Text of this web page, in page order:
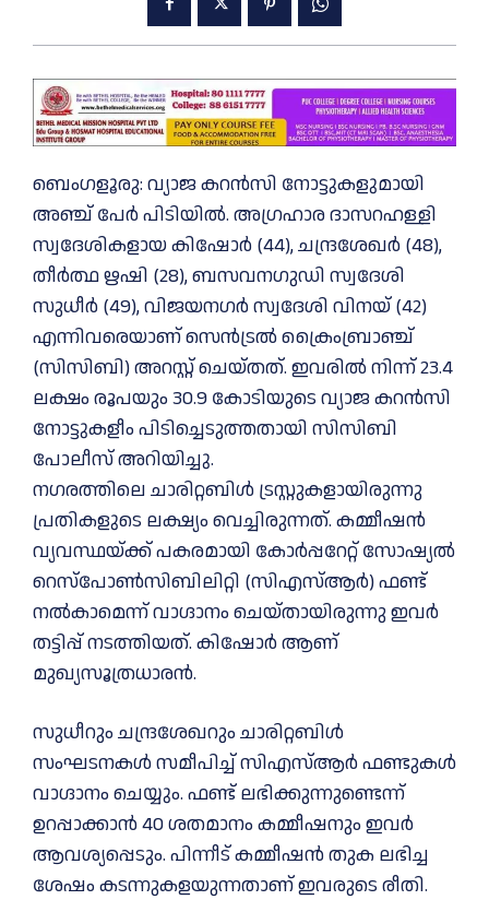
ബെംഗളൂരു: വ്യാജ കറൻസി നോട്ടുകളുമായി
അഞ്ച് പേർ പിടിയിൽ. അഗ്രഹാര ദാസറഹള്ളി
സ്വദേശികളായ കിഷോർ (44), ചന്ദ്രശേഖർ (48),
തീർത്ഥ ഋഷി (28), ബസവനഗുഡി സ്വദേശി
സുധീർ (49), വിജയനഗർ സ്വദേശി വിനയ് (42)
എന്നിവരെയാണ് സെൻട്രൽ ക്രൈംബ്രാഞ്ച്
(സിസിബി) അറസ്റ്റ് ചെയ്തത്. ഇവരിൽ നിന്ന് 23.4
ലക്ഷം രൂപയും 30.9 കോടിയുടെ വ്യാജ കറൻസി
നോട്ടുകളീം പിടിച്ചെടുത്തതായി സിസിബി
പോലീസ് അറിയിച്ചു.
നഗരത്തിലെ ചാരിറ്റബിൾ ട്രസ്റ്റുകളായിരുന്നു
പ്രതികളുടെ ലക്ഷ്യം വെച്ചിരുന്നത്. കമ്മീഷൻ
വ്യവസ്ഥയ്ക്ക് പകരമായി കോർപ്പറേറ്റ് സോഷ്യൽ
റെസ്‌പോൺസിബിലിറ്റി (സിഎസ്ആർ) ഫണ്ട്
നൽകാമെന്ന് വാഗ്ദാനം ചെയ്തായിരുന്നു ഇവർ
തട്ടിപ്പ് നടത്തിയത്. കിഷോർ ആണ്
മുഖ്യസൂത്രധാരൻ.
സുധീറും ചന്ദ്രശേഖറും ചാരിറ്റബിൾ
സംഘടനകൾ സമീപിച്ച് സിഎസ്ആർ ഫണ്ടുകൾ
വാഗ്ദാനം ചെയ്യും. ഫണ്ട് ലഭിക്കുന്നുണ്ടെന്ന്
ഉറപ്പാക്കാൻ 40 ശതമാനം കമ്മീഷനും ഇവർ
ആവശ്യപ്പെടും. പിന്നീട് കമ്മീഷൻ തുക ലഭിച്ച
ശേഷം കടന്നുകളയുന്നതാണ് ഇവരുടെ രീതി.